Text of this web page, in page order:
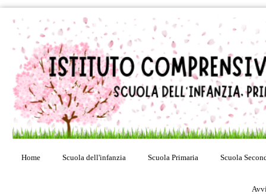
Home Scuola dell'infanzia Scuola Primaria Scuola